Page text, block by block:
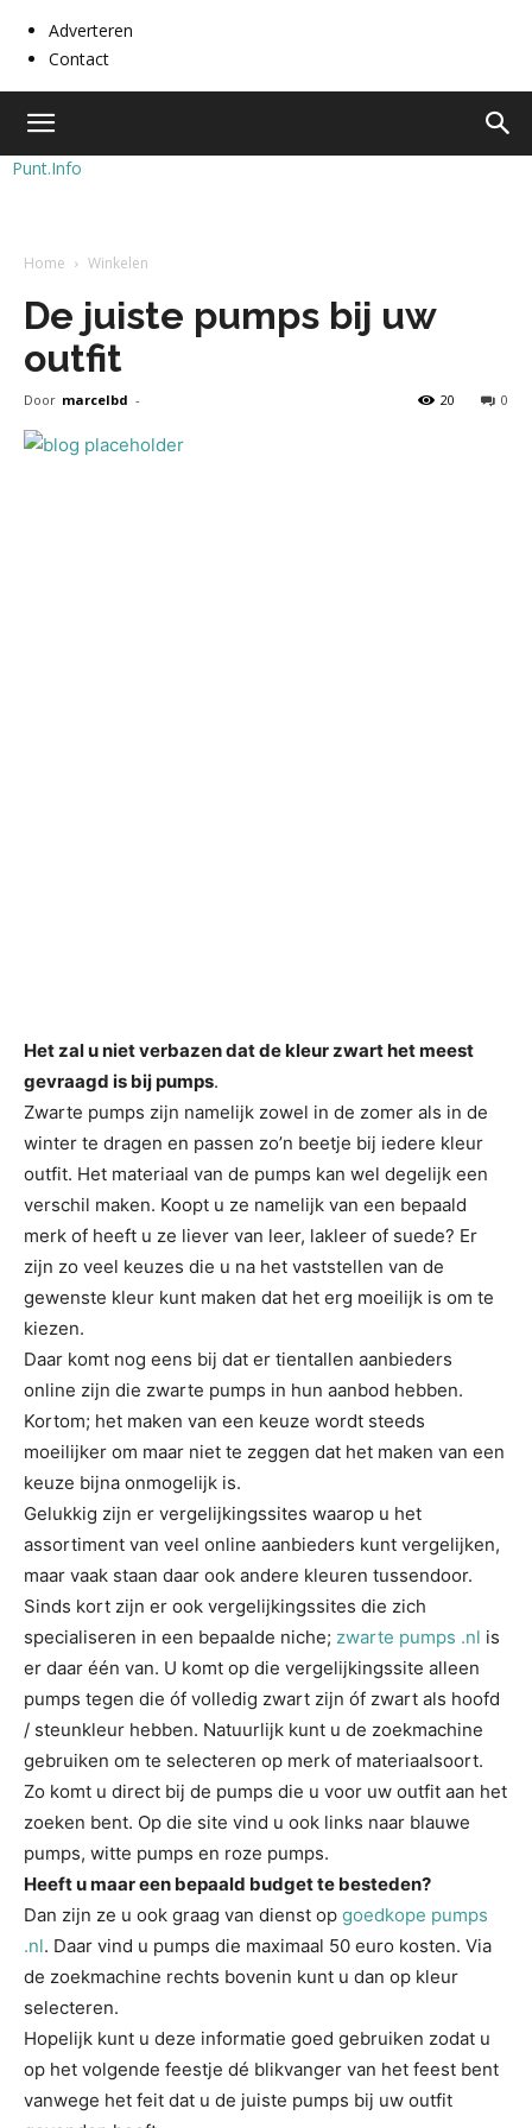
Adverteren
Contact
Punt.Info
Home Winkelen
De juiste pumps bij uw
outfit
Door marcelbd - 0
20
Het zal u niet verbazen dat de kleur zwart het meest
gevraagd is bij pumps.
Zwarte pumps zijn namelijk zowel in de zomer als in de
winter te dragen en passen zo’n beetje bij iedere kleur
outfit. Het materiaal van de pumps kan wel degelijk een
verschil maken. Koopt u ze namelijk van een bepaald
merk of heeft u ze liever van leer, lakleer of suede? Er
zijn zo veel keuzes die u na het vaststellen van de
gewenste kleur kunt maken dat het erg moeilijk is om te
kiezen.
Daar komt nog eens bij dat er tientallen aanbieders
online zijn die zwarte pumps in hun aanbod hebben.
Kortom; het maken van een keuze wordt steeds
moeilijker om maar niet te zeggen dat het maken van een
keuze bijna onmogelijk is.
Gelukkig zijn er vergelijkingssites waarop u het
assortiment van veel online aanbieders kunt vergelijken,
maar vaak staan daar ook andere kleuren tussendoor.
Sinds kort zijn er ook vergelijkingssites die zich
specialiseren in een bepaalde niche; zwarte pumps .nl is
er daar één van. U komt op die vergelijkingssite alleen
pumps tegen die óf volledig zwart zijn óf zwart als hoofd
/ steunkleur hebben. Natuurlijk kunt u de zoekmachine
gebruiken om te selecteren op merk of materiaalsoort.
Zo komt u direct bij de pumps die u voor uw outfit aan het
zoeken bent. Op die site vind u ook links naar blauwe
pumps, witte pumps en roze pumps.
Heeft u maar een bepaald budget te besteden?
Dan zijn ze u ook graag van dienst op goedkope pumps
.nl. Daar vind u pumps die maximaal 50 euro kosten. Via
de zoekmachine rechts bovenin kunt u dan op kleur
selecteren.
Hopelijk kunt u deze informatie goed gebruiken zodat u
op het volgende feestje dé blikvanger van het feest bent
vanwege het feit dat u de juiste pumps bij uw outfit